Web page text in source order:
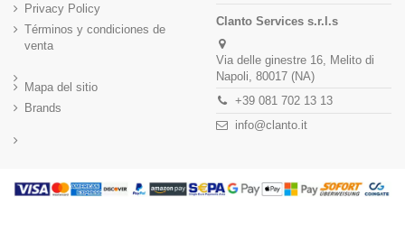
Privacy Policy
Términos y condiciones de
venta
Mapa del sitio
Brands
Clanto Services s.r.l.s
Via delle ginestre 16, Melito di
Napoli, 80017 (NA)
+39 081 702 13 13
info@clanto.it